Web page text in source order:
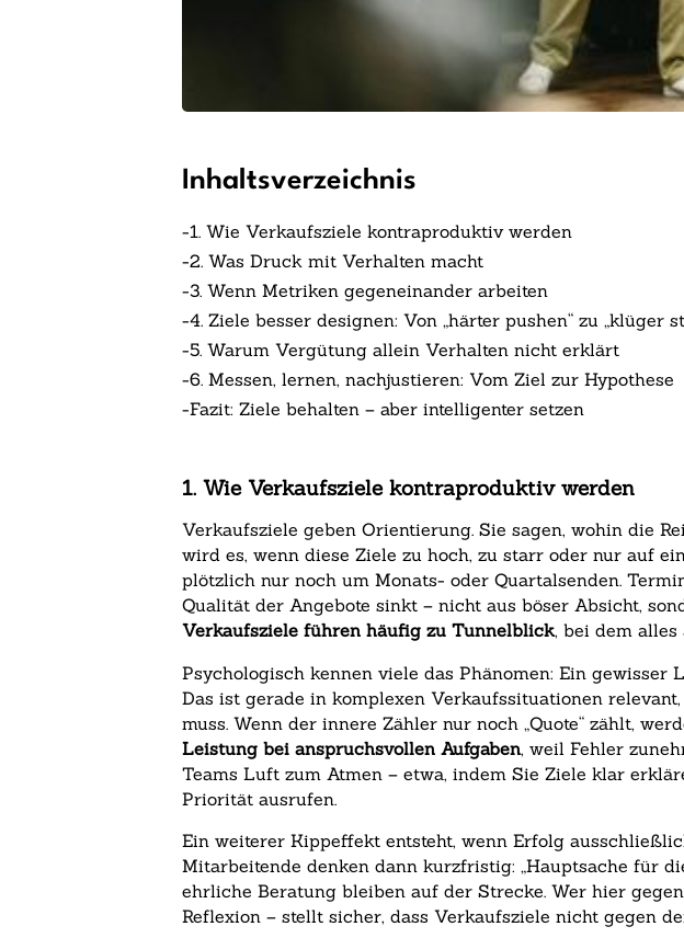
Inhaltsverzeichnis
-1. Wie Verkaufsziele kontraproduktiv werden
-2. Was Druck mit Verhalten macht
-3. Wenn Metriken gegeneinander arbeiten
-4. Ziele besser designen: Von „härter pushen“ zu „klüger
-5. Warum Vergütung allein Verhalten nicht erklärt
-6. Messen, lernen, nachjustieren: Vom Ziel zur Hypothese
-Fazit: Ziele behalten – aber intelligenter setzen
1. Wie Verkaufsziele kontraproduktiv werden
Verkaufsziele geben Orientierung. Sie sagen, wohin die
wird es, wenn diese Ziele zu hoch, zu starr oder nur auf
plötzlich nur noch um Monats- oder Quartalsenden.
Qualität der Angebote sinkt – nicht aus böser Absicht,
Verkaufsziele führen häufig zu Tunnelblick, bei dem
Psychologisch kennen viele das Phänomen: Ein
Das ist gerade in komplexen Verkaufssituationen
muss. Wenn der innere Zähler nur noch „Quote“ zählt,
Leistung bei anspruchsvollen Aufgaben, weil Fehler
Teams Luft zum Atmen – etwa, indem Sie Ziele klar
Priorität ausrufen.
Ein weiterer Kippeffekt entsteht, wenn Erfolg
Mitarbeitende denken dann kurzfristig: „Hauptsache für
ehrliche Beratung bleiben auf der Strecke. Wer hier
Reflexion – stellt sicher, dass Verkaufsziele nicht gegen